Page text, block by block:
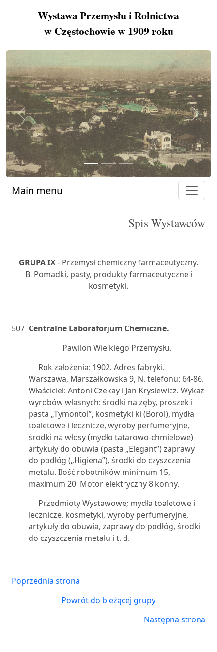
Wystawa Przemysłu i Rolnictwa
w Częstochowie w 1909 roku
Previous Next
Main menu
Spis Wystawców
GRUPA IX- Przemysł chemiczny farmaceutyczny.
B. Pomadki, pasty, produkty farmaceutyczne i
kosmetyki.
507 Centralne Laboraforjum Chemiczne.
Pawilon Wielkiego Przemysłu.
Rok założenia: 1902. Adres fabryki.
Warszawa, Marszałkowska 9, N. telefonu: 64-86.
Właściciel: Antoni Czekay i Jan Krysiewicz. Wykaz
wyrobów własnych: środki na zęby, proszek i
pasta „Tymontol”, kosmetyki ki (Borol), mydła
toaletowe i lecznicze, wyroby perfumeryjne,
środki na włosy (mydło tatarowo-chmielowe)
artykuły do obuwia (pasta „Elegant”) zaprawy
do podłóg („Higiena”), środki do czyszczenia
metalu. Ilość robotników minimum 15,
maximum 20. Motor elektryczny 8 konny.
Przedmioty Wystawowe; mydła toaletowe i
lecznicze, kosmetyki, wyroby perfumeryjne,
artykuły do obuwia, zaprawy do podłóg, środki
do czyszczenia metalu i t. d.
Poprzednia strona
Powrót do bieżącej grupy
Następna strona